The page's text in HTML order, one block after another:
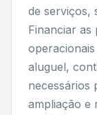
de serviços,
Financiar as
aluguel,
necessários
ampliação e